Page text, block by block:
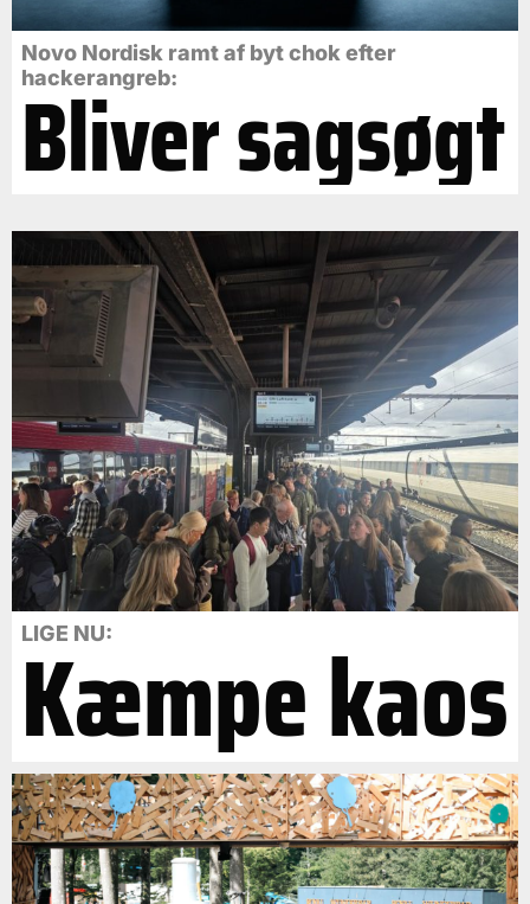
Novo Nordisk ramt af byt chok efter
hackerangreb:
Bliver sagsøgt
LIGE NU:
Kæmpe kaos